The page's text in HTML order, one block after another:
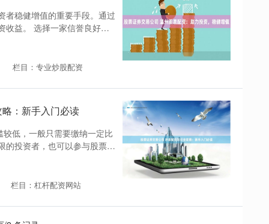
者稳健增值的重要手段。通过
收益。 选择一家信誉良好的
栏目：专业炒股配资
：新手入门必读
低，一般只需要缴纳一定比
的投资者，也可以参与股票投
栏目：杠杆配资网站